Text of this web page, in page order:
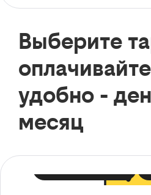
Выберите
удобно -
месяц